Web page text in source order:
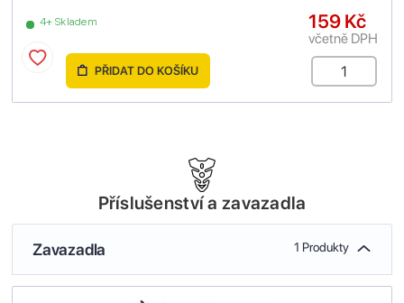
4+ Skladem 159 Kč
včetně DPH
PŘIDAT DO KOŠÍKU
Příslušenství a zavazadla
Zavazadla 1 Produkty